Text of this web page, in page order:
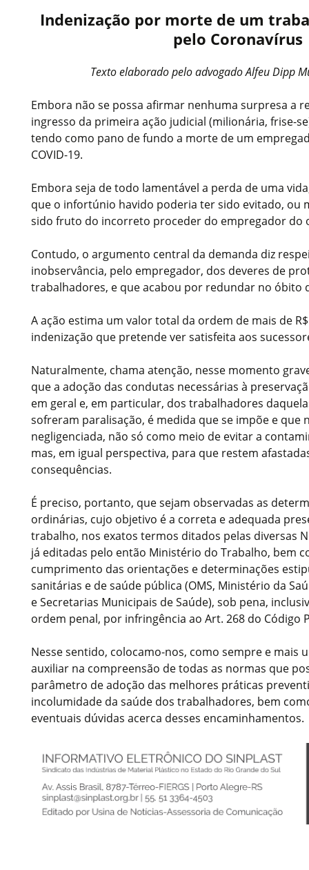
Indenização por morte de um
pelo Coronavírus
Texto elaborado pelo advogado Alfeu Dipp
Embora não se possa afirmar nenhuma surpresa a
ingresso da primeira ação judicial (milionária, frise-
tendo como pano de fundo a morte de um
COVID-19.
Embora seja de todo lamentável a perda de uma
que o infortúnio havido poderia ter sido evitado, ou
sido fruto do incorreto proceder do empregador do
Contudo, o argumento central da demanda diz
inobservância, pelo empregador, dos deveres de
trabalhadores, e que acabou por redundar no óbito
A ação estima um valor total da ordem de mais de
indenização que pretende ver satisfeita aos
Naturalmente, chama atenção, nesse momento
que a adoção das condutas necessárias à
em geral e, em particular, dos trabalhadores
sofreram paralisação, é medida que se impõe e que
negligenciada, não só como meio de evitar a
mas, em igual perspectiva, para que restem
consequências.
É preciso, portanto, que sejam observadas as
ordinárias, cujo objetivo é a correta e adequada
trabalho, nos exatos termos ditados pelas diversas
já editadas pelo então Ministério do Trabalho, bem
cumprimento das orientações e determinações
sanitárias e de saúde pública (OMS, Ministério da
e Secretarias Municipais de Saúde), sob pena,
ordem penal, por infringência ao Art. 268 do Código
Nesse sentido, colocamo-nos, como sempre e mais
auxiliar na compreensão de todas as normas que
parâmetro de adoção das melhores práticas
incolumidade da saúde dos trabalhadores, bem
eventuais dúvidas acerca desses encaminhamentos.